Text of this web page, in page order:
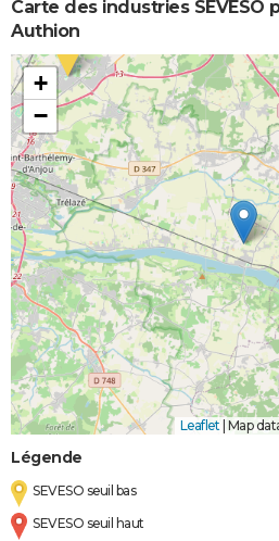
Carte des industries SEVESO
Authion
+
−
Leaflet Map
Légende
SEVESO seuil bas
SEVESO seuil haut